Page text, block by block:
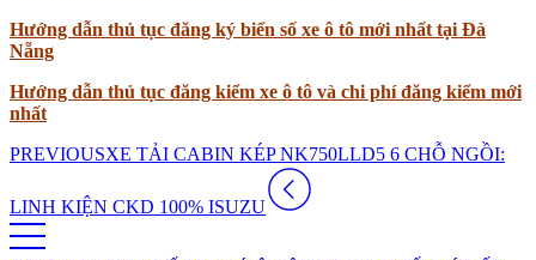
Hướng dẫn thủ tục đăng ký biển số xe ô tô mới nhất tại Đà
Nẵng
Hướng dẫn thủ tục đăng kiểm xe ô tô và chi phí đăng kiểm mới
nhất
PREVIOUSXE TẢI CABIN KÉP NK750LLD5 6 CHỖ NGỒI:
LINH KIỆN CKD 100% ISUZU